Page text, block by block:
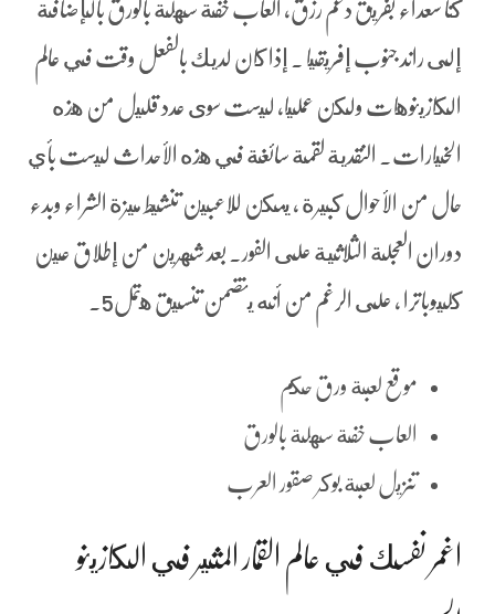
كنا سعداء بفريق دعم رزق، العاب خفة سهلة بالورق بالإضافة
إلى راند جنوب إفريقيا . إذا كان لديك بالفعل وقت في عالم
الكازينوهات ولكن عمليا، ليست سوى عدد قليل من هذه
الخيارات. النقدية لقمة سائغة في هذه الأحداث ليست بأي
حال من الأحوال كبيرة ، يمكن للاعبين تنشيط ميزة الشراء وبدء
دوران العجلة الثلاثية على الفور. بعد شهرين من إطلاق عين
كليوباترا ، على الرغم من أنه يتضمن تنسيق هتمل5.
موقع لعبة ورق حكم
العاب خفة سهلة بالورق
تنزيل لعبة بوكر صقور العرب
اغمر نفسك في عالم القمار المثير في الكازينو